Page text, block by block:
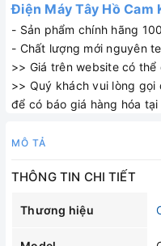
Điện Máy Tây Hồ Cam
- Sản phẩm chính hãng
- Chất lượng mới nguyên
>> Giá trên website có
>> Quý khách vui lòng
để có báo giá hàng hóa
MÔ TẢ
THÔNG TIN CHI TIẾT
Thương hiệu